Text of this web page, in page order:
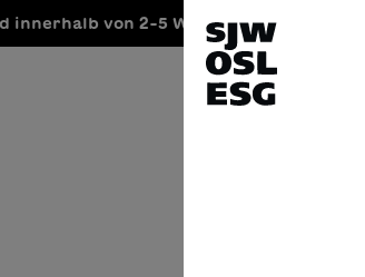
innerhalb von 2-5 Werktagen